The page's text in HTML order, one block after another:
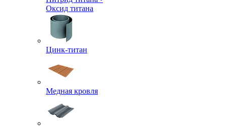
Оксид титана
Цинк-титан
Медная кровля